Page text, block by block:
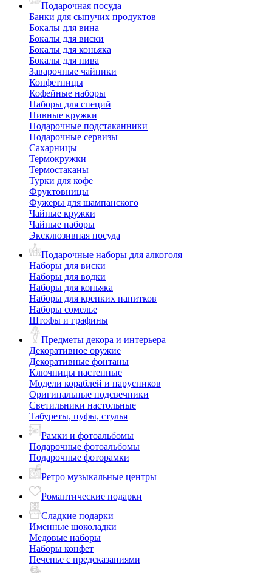
Подарочная посуда
Банки для сыпучих продуктов
Бокалы для вина
Бокалы для виски
Бокалы для коньяка
Бокалы для пива
Заварочные чайники
Конфетницы
Кофейные наборы
Наборы для специй
Пивные кружки
Подарочные подстаканники
Подарочные сервизы
Сахарницы
Термокружки
Термостаканы
Турки для кофе
Фруктовницы
Фужеры для шампанского
Чайные кружки
Чайные наборы
Эксклюзивная посуда
Подарочные наборы для алкоголя
Наборы для виски
Наборы для водки
Наборы для коньяка
Наборы для крепких напитков
Наборы сомелье
Штофы и графины
Предметы декора и интерьера
Декоративное оружие
Декоративные фонтаны
Ключницы настенные
Модели кораблей и парусников
Оригинальные подсвечники
Светильники настольные
Табуреты, пуфы, стулья
Рамки и фотоальбомы
Подарочные фотоальбомы
Подарочные фоторамки
Ретро музыкальные центры
Романтические подарки
Сладкие подарки
Именные шоколадки
Медовые наборы
Наборы конфет
Печенье с предсказаниями